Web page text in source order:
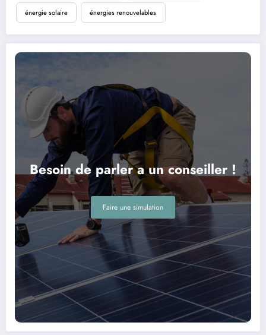
énergie solaire énergies renouvelables
Besoin de parler a un conseiller !
Faire une simulation